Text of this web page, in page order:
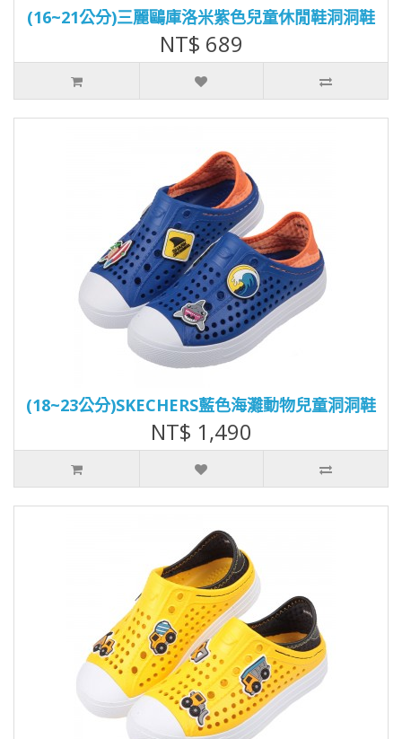
(16~21公分)三麗鷗庫洛米紫色兒童休閒鞋洞洞鞋
NT$ 689
(18~23公分)SKECHERS藍色海灘動物兒童洞洞鞋
NT$ 1,490